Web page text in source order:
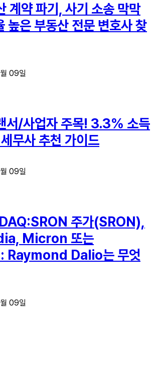
계약 파기, 사기 소송 막막
높은 부동산 전문 변호사 찾
09일
서/사업자 주목! 3.3% 소득
무사 추천 가이드
09일
주가(SRON),
Micron 또는
Dalio는 무엇
09일